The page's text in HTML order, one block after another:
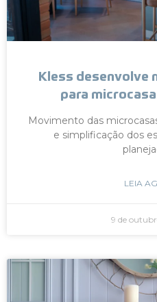
Kless desenvolve
para
Movimento das
e simplificação dos
LEIA
9 de